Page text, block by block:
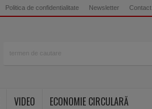
Politica de confidentialitate Newsletter Contact
VIDEO
ECONOMIE CIRCULARĂ